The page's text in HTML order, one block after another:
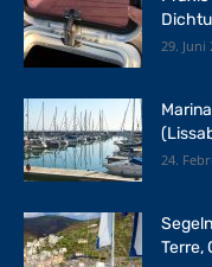
29. Juni
24.
Terre,